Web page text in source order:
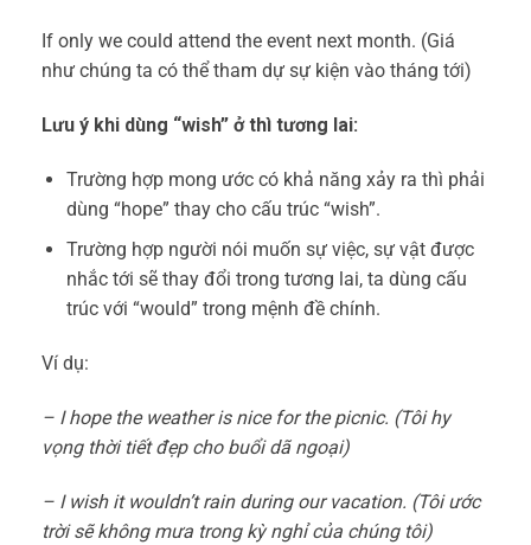
If only we could attend the event next month. (Giá
như chúng ta có thể tham dự sự kiện vào tháng tới)
Lưu ý khi dùng “wish” ở thì tương lai:
Trường hợp mong ước có khả năng xảy ra thì phải
dùng “hope” thay cho cấu trúc “wish”.
Trường hợp người nói muốn sự việc, sự vật được
nhắc tới sẽ thay đổi trong tương lai, ta dùng cấu
trúc với “would” trong mệnh đề chính.
Ví dụ:
– I hope the weather is nice for the picnic. (Tôi hy
vọng thời tiết đẹp cho buổi dã ngoại)
– I wish it wouldn’t rain during our vacation. (Tôi ước
trời sẽ không mưa trong kỳ nghỉ của chúng tôi)